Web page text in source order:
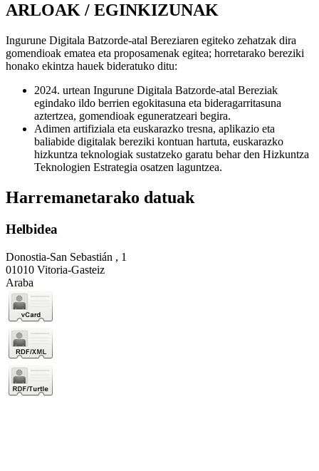
ARLOAK / EGINKIZUNAK
Ingurune Digitala Batzorde-atal Bereziaren egiteko zehatzak dira
gomendioak ematea eta proposamenak egitea; horretarako bereziki
honako ekintza hauek bideratuko ditu:
2024. urtean Ingurune Digitala Batzorde-atal Bereziak
egindako ildo berrien egokitasuna eta bideragarritasuna
aztertzea, gomendioak eguneratzeari begira.
Adimen artifiziala eta euskarazko tresna, aplikazio eta
baliabide digitalak bereziki kontuan hartuta, euskarazko
hizkuntza teknologiak sustatzeko garatu behar den Hizkuntza
Teknologien Estrategia osatzen laguntzea.
Harremanetarako datuak
Helbidea
Donostia-San Sebastián , 1
01010 Vitoria-Gasteiz
Araba